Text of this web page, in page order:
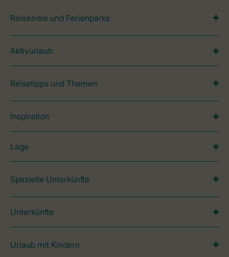
Reiseziele und Ferienparks
Aktivurlaub
Reisetipps und Themen
Inspiration
Lage
Spezielle Unterkünfte
Unterkünfte
Urlaub mit Kindern